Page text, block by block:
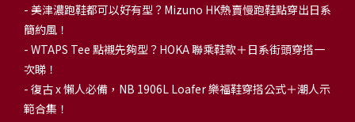
- 美津濃跑鞋都可以好有型？Mizuno HK熱賣慢跑鞋點穿出日系
簡約風！
- WTAPS Tee 點襯先夠型？HOKA 聯乘鞋款＋日系街頭穿搭一
次睇！
- 復古 x 懶人必備，NB 1906L Loafer 樂福鞋穿搭公式＋潮人示
範合集！